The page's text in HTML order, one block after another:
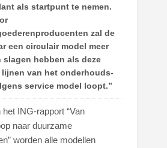
als startpunt te nemen.
zal de
een circulair model meer
slagen hebben als deze
lijnen van het onderhouds-
service model loopt.”
ING-rapport “Van
naar duurzame
worden alle modellen